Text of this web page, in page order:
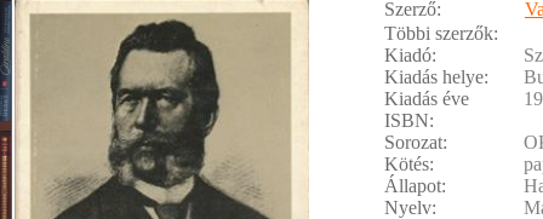
Szerző:
Többi szerzők:
Kiadó:
Kiadás helye:
Kiadás éve
ISBN:
Sorozat:
Kötés:
Állapot:
Nyelv: